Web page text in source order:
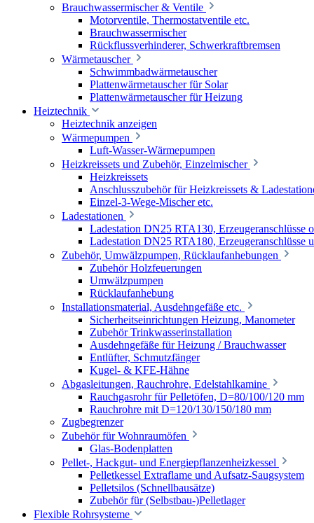
Brauchwassermischer & Ventile
Motorventile, Thermostatventile etc.
Brauchwassermischer
Rückflussverhinderer, Schwerkraftbremsen
Wärmetauscher
Schwimmbadwärmetauscher
Plattenwärmetauscher für Solar
Plattenwärmetauscher für Heizung
Heiztechnik
Heiztechnik anzeigen
Wärmepumpen
Luft-Wasser-Wärmepumpen
Heizkreissets und Zubehör, Einzelmischer
Heizkreissets
Anschlusszubehör für Heizkreissets &
Einzel-3-Wege-Mischer etc.
Ladestationen
Ladestation DN25 RTA130, Erzeugeranschlüsse
Ladestation DN25 RTA180, Erzeugeranschlüsse
Zubehör, Umwälzpumpen, Rücklaufanhebungen
Zubehör Holzfeuerungen
Umwälzpumpen
Rücklaufanhebung
Installationsmaterial, Ausdehngefäße etc.
Sicherheitseinrichtungen Heizung, Manometer
Zubehör Trinkwasserinstallation
Ausdehngefäße für Heizung / Brauchwasser
Entlüfter, Schmutzfänger
Kugel- & KFE-Hähne
Abgasleitungen, Rauchrohre, Edelstahlkamine
Rauchgasrohr für Pelletöfen, D=80/100/120 mm
Rauchrohre mit D=120/130/150/180 mm
Zugbegrenzer
Zubehör für Wohnraumöfen
Glas-Bodenplatten
Pellet-, Hackgut- und Energiepflanzenheizkessel
Pelletkessel Extraflame und Aufsatz-Saugsystem
Pelletsilos (Schnellbausätze)
Zubehör für (Selbstbau-)Pelletlager
Flexible Rohrsysteme